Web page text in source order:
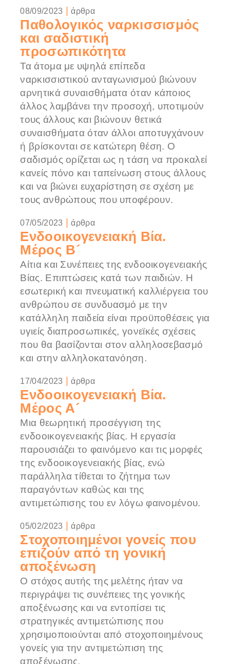
08/09/2023 | άρθρα
Παθολογικός ναρκισσισμός
και σαδιστική
προσωπικότητα
Τα άτομα με υψηλά επίπεδα
ναρκισσιστικού ανταγωνισμού βιώνουν
αρνητικά συναισθήματα όταν κάποιος
άλλος λαμβάνει την προσοχή, υποτιμούν
τους άλλους και βιώνουν θετικά
συναισθήματα όταν άλλοι αποτυγχάνουν
ή βρίσκονται σε κατώτερη θέση. Ο
σαδισμός ορίζεται ως η τάση να προκαλεί
κανείς πόνο και ταπείνωση στους άλλους
και να βιώνει ευχαρίστηση σε σχέση με
τους ανθρώπους που υποφέρουν.
07/05/2023 | άρθρα
Ενδοοικογενειακή Βία.
Μέρος Β´
Αίτια και Συνέπειες της ενδοοικογενειακής
Βίας. Επιπτώσεις κατά των παιδιών. Η
εσωτερική και πνευματική καλλιέργεια του
ανθρώπου σε συνδυασμό με την
κατάλληλη παιδεία είναι προϋποθέσεις για
υγιείς διαπροσωπικές, γονεϊκές σχέσεις
που θα βασίζονται στον αλληλοσεβασμό
και στην αλληλοκατανόηση.
17/04/2023 | άρθρα
Ενδοοικογενειακή Βία.
Μέρος Α´
Μια θεωρητική προσέγγιση της
ενδοοικογενειακής βίας. Η εργασία
παρουσιάζει το φαινόμενο και τις μορφές
της ενδοοικογενειακής βίας, ενώ
παράλληλα τίθεται το ζήτημα των
παραγόντων καθώς και της
αντιμετώπισης του εν λόγω φαινομένου.
05/02/2023 | άρθρα
Στοχοποιημένοι γονείς που
επιζούν από τη γονική
αποξένωση
Ο στόχος αυτής της μελέτης ήταν να
περιγράψει τις συνέπειες της γονικής
αποξένωσης και να εντοπίσει τις
στρατηγικές αντιμετώπισης που
χρησιμοποιούνται από στοχοποιημένους
γονείς για την αντιμετώπιση της
αποξένωσης.